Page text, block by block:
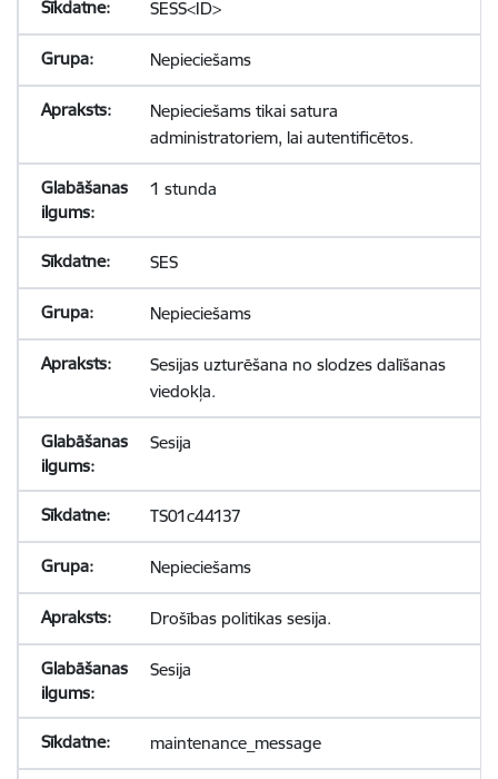
SESS<ID>
Nepieciešams
Nepieciešams tikai satura
administratoriem, lai autentificētos.
1 stunda
SES
Nepieciešams
Sesijas uzturēšana no slodzes dalīšanas
viedokļa.
Sesija
TS01c44137
Nepieciešams
Drošības politikas sesija.
Sesija
maintenance_message